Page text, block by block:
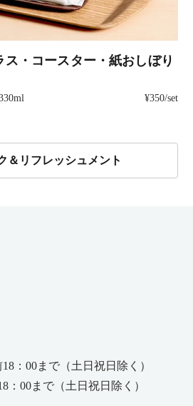
・コースター・紙おしぼり
¥350/set
＆リフレッシュメント
：00まで（土日祝日除く）
：00まで（土日祝日除く）